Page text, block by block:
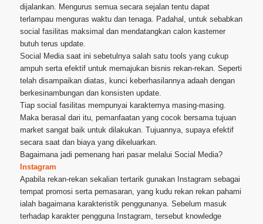
dijalankan. Mengurus semua secara sejalan tentu dapat
terlampau menguras waktu dan tenaga. Padahal, untuk sebabkan
social fasilitas maksimal dan mendatangkan calon kastemer
butuh terus update.
Social Media saat ini sebetulnya salah satu tools yang cukup
ampuh serta efektif untuk memajukan bisnis rekan-rekan. Seperti
telah disampaikan diatas, kunci keberhasilannya adaah dengan
berkesinambungan dan konsisten update.
Tiap social fasilitas mempunyai karakternya masing-masing.
Maka berasal dari itu, pemanfaatan yang cocok bersama tujuan
market sangat baik untuk dilakukan. Tujuannya, supaya efektif
secara saat dan biaya yang dikeluarkan.
Bagaimana jadi pemenang hari pasar melalui Social Media?
Instagram
Apabila rekan-rekan sekalian tertarik gunakan Instagram sebagai
tempat promosi serta pemasaran, yang kudu rekan rekan pahami
ialah bagaimana karakteristik penggunanya. Sebelum masuk
terhadap karakter pengguna Instagram, tersebut knowledge